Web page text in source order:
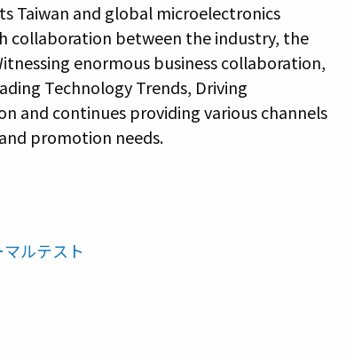
Taiwan and global microelectronics
collaboration between the industry, the
enormous business collaboration,
Technology Trends, Driving
and continues providing various channels
promotion needs.
マルテスト